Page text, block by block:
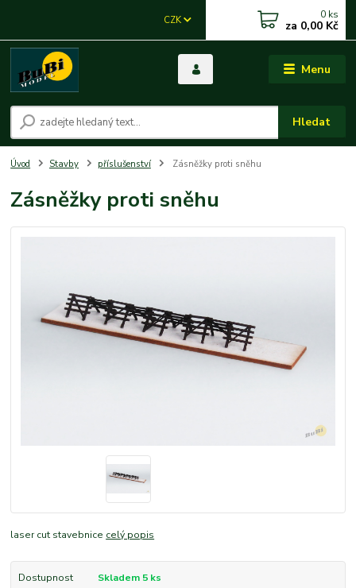
Menu
CZK
Hledat
0 ks
za 0,00 Kč
Úvod Stavby příslušenství Zásněžky proti sněhu
Zásněžky proti sněhu
laser cut stavebnice celý popis
Dostupnost Skladem 5 ks